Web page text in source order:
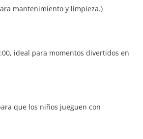
mantenimiento y limpieza.)
ideal para momentos divertidos en
que los niños jueguen con